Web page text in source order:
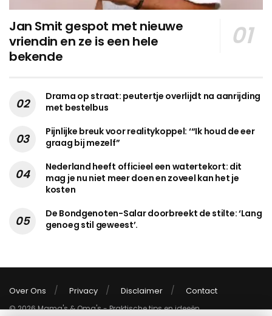
Jan Smit gespot met nieuwe
vriendin en ze is een hele
bekende
Drama op straat: peutertje overlijdt na aanrijding
met bestelbus
Pijnlijke breuk voor realitykoppel: ‘“Ik houd de eer
graag bij mezelf”
Nederland heeft officieel een watertekort: dit
mag je nu niet meer doen en zoveel kan het je
kosten
De Bondgenoten-Salar doorbreekt de stilte: ‘Lang
genoeg stil geweest’.
Over Ons Privacy Disclaimer Contact
© 2026 Mama's & Oma's - Praktische tips en ideeën